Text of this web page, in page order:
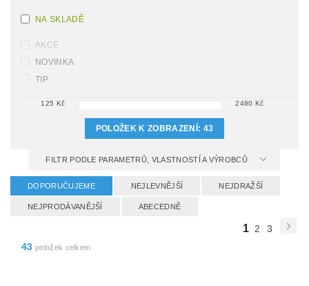
NA SKLADĚ
AKCE
NOVINKA
TIP
125 Kč 2490 Kč
POLOŽEK K ZOBRAZENÍ: 43
FILTR PODLE PARAMETRŮ, VLASTNOSTÍ A VÝROBCŮ
DOPORUČUJEME NEJLEVNĚJŠÍ NEJDRAŽŠÍ
NEJPRODÁVANĚJŠÍ ABECEDNĚ
1 2
3
43 položek celkem